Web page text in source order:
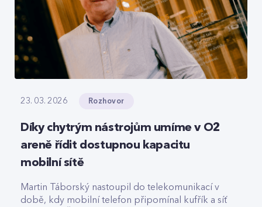
23. 03. 2026 Rozhovor
Díky chytrým nástrojům umíme v O2
areně řídit dostupnou kapacitu
mobilní sítě
Martin Táborský nastoupil do telekomunikací v
době, kdy mobilní telefon připomínal kufřík a síť